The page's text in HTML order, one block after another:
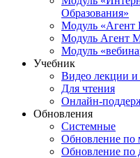
Образования»
Модуль «Агент
Модуль Агент
Модуль
Учебник
Видео лекции
Для чтения
Онлайн-
Обновления
Системные
Обновление по
Обновление по